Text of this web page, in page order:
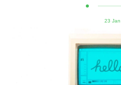
23 Jan